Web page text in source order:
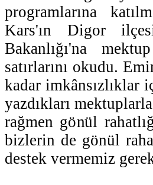
programlarına
Kars'ın Digor
Bakanlığı'na
satırlarını okudu.
kadar imkânsızlıklar
yazdıkları
rağmen gönül
bizlerin de gönül
destek vermemiz